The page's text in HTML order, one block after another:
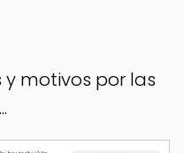
motivos por las